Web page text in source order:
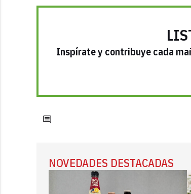
Inspírate y contribuye cada
NOVEDADES DESTACADAS